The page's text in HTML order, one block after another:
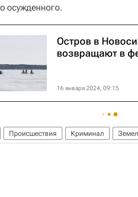
осужденного.
Остров в
возвращают в
16 января 2024, 09:15
Происшествия Криминал